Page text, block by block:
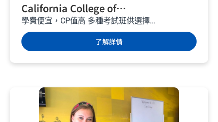
California College of
Communications – 加州學校－美國遊
學
學費便宜，CP值高 多種考試班供選擇...
了解詳情